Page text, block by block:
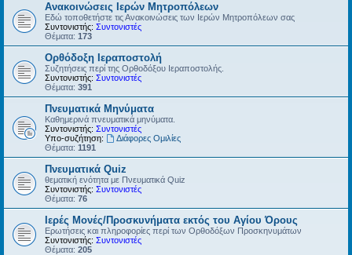
Ανακοινώσεις Ιερών Μητροπόλεων
Εδώ τοποθετήστε τις Ανακοινώσεις των Ιερών Μητροπόλεων σας
Συντονιστής: Συντονιστές
Θέματα: 173
Ορθόδοξη Ιεραποστολή
Συζητήσεις περί της Ορθοδόξου Ιεραποστολής.
Συντονιστής: Συντονιστές
Θέματα: 391
Πνευματικά Μηνύματα
Καθημερινά πνευματικά μηνύματα.
Συντονιστής: Συντονιστές
Υπο-συζήτηση:
Διάφορες Ομιλίες
Θέματα: 1191
Πνευματικά Quiz
θεματική ενότητα με Πνευματικά Quiz
Συντονιστής: Συντονιστές
Θέματα: 76
Ιερές Μονές/Προσκυνήματα εκτός του Αγίου Όρους
Ερωτήσεις και πληροφορίες περί των Ορθοδόξων Προσκηνυμάτων
Συντονιστής: Συντονιστές
Θέματα: 205